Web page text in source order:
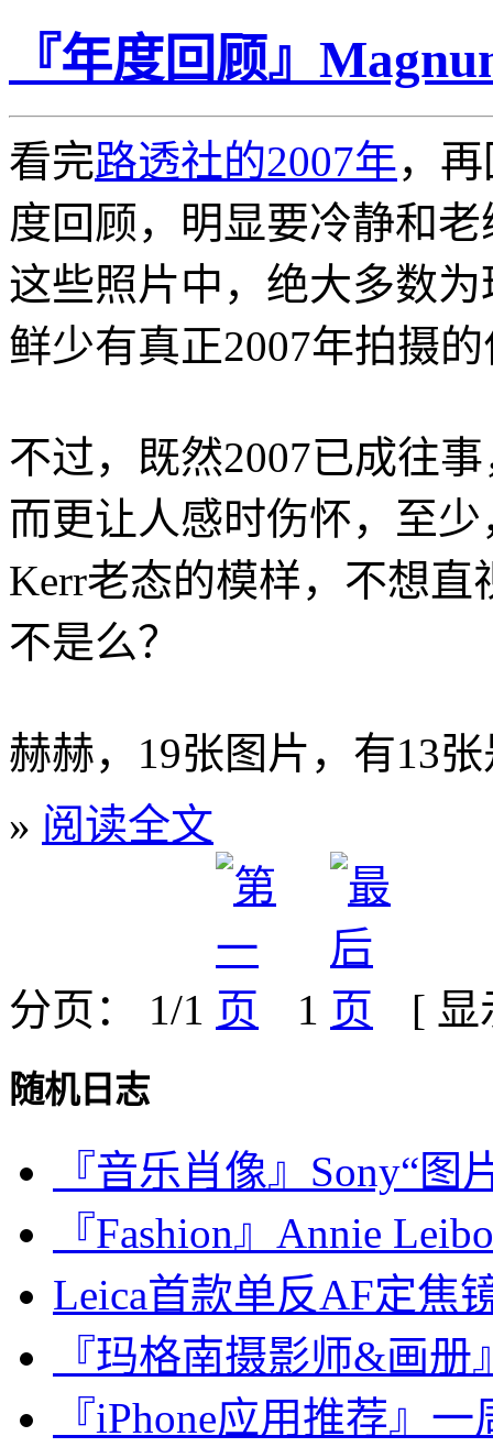
『年度回顾』
看完路透社的2007年，
度回顾，明显要冷静和
这些照片中，绝大多数为
鲜少有真正2007年拍摄
不过，既然2007已成往
而更让人感时伤怀，至
Kerr老态的模样，不想
不是么？
赫赫，19张图片，有13
» 阅读全文
分页： 1/1 1 [
随机日志
『音乐肖像』Sony“图
『Fashion』Annie
Leica首款单反AF定焦
『玛格南摄影师&画册
『iPhone应用推荐』